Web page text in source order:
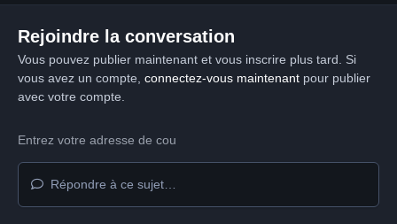
Rejoindre la conversation
Vous pouvez publier maintenant et vous inscrire plus tard. Si
vous avez un compte, connectez-vous maintenantpour publier
avec votre compte.
Répondre à ce sujet…